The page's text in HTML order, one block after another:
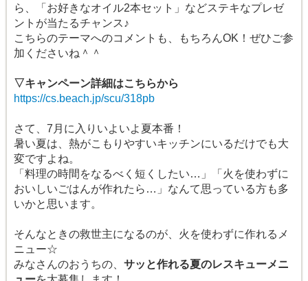
ら、「お好きなオイル2本セット」などステキなプレゼ
ントが当たるチャンス♪
こちらのテーマへのコメントも、もちろんOK！ぜひご参
加くださいね＾＾
▽キャンペーン詳細はこちらから
https://cs.beach.jp/scu/318pb
さて、7月に入りいよいよ夏本番！
暑い夏は、熱がこもりやすいキッチンにいるだけでも大
変ですよね。
「料理の時間をなるべく短くしたい…」「火を使わずに
おいしいごはんが作れたら…」なんて思っている方も多
いかと思います。
そんなときの救世主になるのが、火を使わずに作れるメ
ニュー☆
みなさんのおうちの、 サッと作れる夏のレスキューメニ